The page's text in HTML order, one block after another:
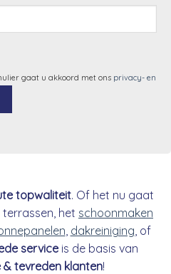
gaat u akkoord met ons privacy- en
topwaliteit. Of het nu gaat
het schoonmaken
dakreiniging , of
serviceis de basis van
tevreden klanten!